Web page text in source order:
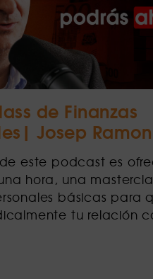
de Finanzas
Josep
este podcast es
hora, una
básicas para
tu relación